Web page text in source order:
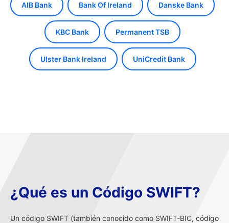
AIB Bank Bank Of Ireland Danske Bank
KBC Bank Permanent TSB
Ulster Bank Ireland UniCredit Bank
¿Qué es un Código SWIFT?
Un código SWIFT (también conocido como SWIFT-BIC, código